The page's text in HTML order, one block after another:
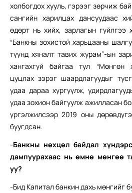
холбогдох хууль, гэрээг зөрчиж
сангийн харилцах дансуудаас
өдөрт нь хийх, зарлагын гүйлгээ
“Банкны зохистой харьцааны
түүнд хяналт тавих журам”-ын
хангахгүй байгаа тул “Мөнгөн
цуцлах зэрэг шаардлагуудыг
удаа дараа хүргүүлж,
удаа зохион байгуулж ажилласан
үргэлжилсээр 2019 оны
буугдсан.
-Банкны нөхцөл байдал
дампуурахаас нь өмнө мөнгөө
уу?
-Бид Капитал банкин дахь мөнгийг